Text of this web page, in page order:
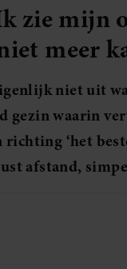
zie mijn
meer
niet uit
gezin waarin
richting ‘het
afstand,